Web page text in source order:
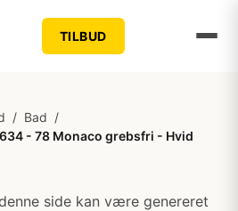
TILBUD
/ Bad /
- 78 Monaco grebsfri - Hvid
side kan være genereret